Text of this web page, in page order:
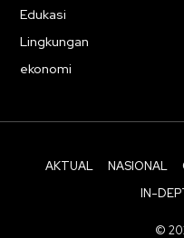
Edukasi
Lingkungan
ekonomi
AKTUAL NASIONAL
IN-
©